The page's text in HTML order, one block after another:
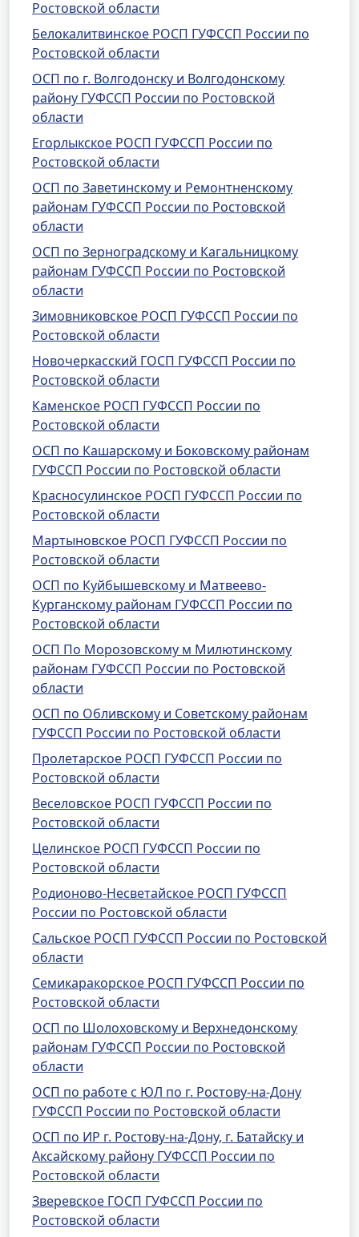
Ростовской области
Белокалитвинское РОСП ГУФССП России по
Ростовской области
ОСП по г. Волгодонску и Волгодонскому
району ГУФССП России по Ростовской
области
Егорлыкское РОСП ГУФССП России по
Ростовской области
ОСП по Заветинскому и Ремонтненскому
районам ГУФССП России по Ростовской
области
ОСП по Зерноградскому и Кагальницкому
районам ГУФССП России по Ростовской
области
Зимовниковское РОСП ГУФССП России по
Ростовской области
Новочеркасский ГОСП ГУФССП России по
Ростовской области
Каменское РОСП ГУФССП России по
Ростовской области
ОСП по Кашарскому и Боковскому районам
ГУФССП России по Ростовской области
Красносулинское РОСП ГУФССП России по
Ростовской области
Мартыновское РОСП ГУФССП России по
Ростовской области
ОСП по Куйбышевскому и Матвеево-
Курганскому районам ГУФССП России по
Ростовской области
ОСП По Морозовскому м Милютинскому
районам ГУФССП России по Ростовской
области
ОСП по Обливскому и Советскому районам
ГУФССП России по Ростовской области
Пролетарское РОСП ГУФССП России по
Ростовской области
Веселовское РОСП ГУФССП России по
Ростовской области
Целинское РОСП ГУФССП России по
Ростовской области
Родионово-Несветайское РОСП ГУФССП
России по Ростовской области
Сальское РОСП ГУФССП России по Ростовской
области
Семикаракорское РОСП ГУФССП России по
Ростовской области
ОСП по Шолоховскому и Верхнедонскому
районам ГУФССП России по Ростовской
области
ОСП по работе с ЮЛ по г. Ростову-на-Дону
ГУФССП России по Ростовской области
ОСП по ИР г. Ростову-на-Дону, г. Батайску и
Аксайскому району ГУФССП России по
Ростовской области
Зверевское ГОСП ГУФССП России по
Ростовской области